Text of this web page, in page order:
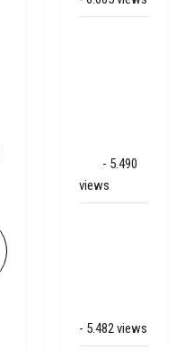
- 5.490
views
- 5.482 views